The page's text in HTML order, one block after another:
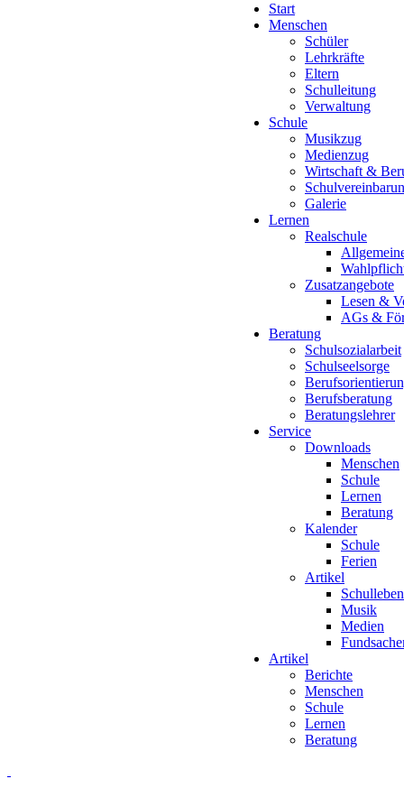
Start
Menschen
Schüler
Lehrkräfte
Eltern
Schulleitung
Verwaltung
Schule
Musikzug
Medienzug
Wirtschaft &
Galerie
Lernen
Realschule
Zusatzangebote
Lesen &
AGs &
Beratung
Schulsozialarbeit
Schulseelsorge
Berufsberatung
Beratungslehrer
Service
Downloads
Menschen
Schule
Lernen
Beratung
Kalender
Schule
Ferien
Artikel
Schulleben
Musik
Medien
Artikel
Berichte
Menschen
Schule
Lernen
Beratung